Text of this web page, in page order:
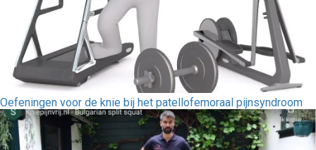
Oefeningen voor de knie bij het patellofemoraal pijnsyndroom